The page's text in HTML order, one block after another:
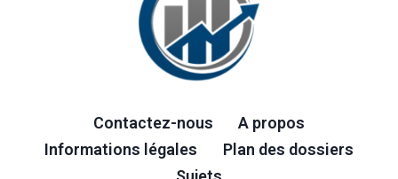
Contactez-nous
A propos
Informations légales
Plan des dossiers